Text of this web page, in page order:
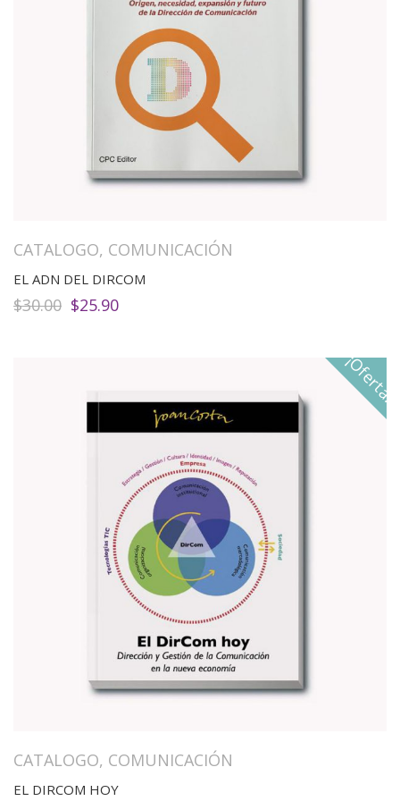
CATALOGO, COMUNICACIÓN
EL ADN DEL DIRCOM
$30.00 El
$25.90El
¡Oferta!
CATALOGO, COMUNICACIÓN
EL DIRCOM HOY